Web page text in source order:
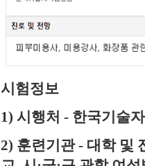
시험정보
1) 시행처 - 한국기술
2) 훈련기관 - 대학 및